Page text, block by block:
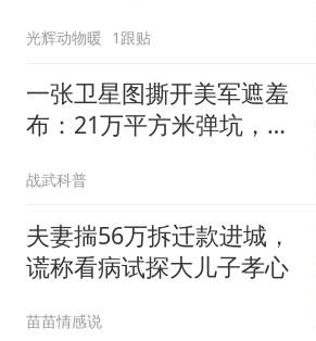
光辉动物暖 1跟贴
一张卫星图撕开美军遮羞
布：21万平方米弹坑，美
藏不住了
战武科普
夫妻揣56万拆迁款进城，
谎称看病试探大儿子孝心
苗苗情感说